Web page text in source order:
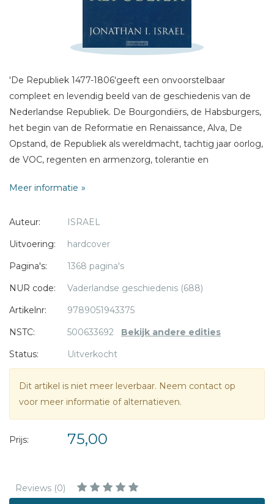
'De Republiek 1477-1806'geeft een onvoorstelbaar
compleet en levendig beeld van de geschiedenis van de
Nederlandse Republiek. De Bourgondiërs, de Habsburgers,
het begin van de Reformatie en Renaissance, Alva, De
Opstand, de Republiek als wereldmacht, tachtig jaar oorlog,
de VOC, regenten en armenzorg, tolerantie en
Maurits, de universiteiten, de kunst van de Gouden Eeuw,
Rampjaar, de gebroeders De Witt, de Glorieuze Revolutie,
de patriotten - alles krijgt zijn plaats in dit weidse panorama.
Meer informatie
Auteur:
ISRAEL
Uitvoering:
hardcover
Pagina's:
1368 pagina's
NUR code:
Vaderlandse geschiedenis (688)
Artikelnr:
9789051943375
NSTC:
500633692 Bekijk andere edities
Status:
Uitverkocht
Dit artikel is niet meer leverbaar. Neem contact op
voor meer informatie of alternatieven.
Prijs: 75,00
Reviews (0)
Titel *
Bericht *
* = verplicht